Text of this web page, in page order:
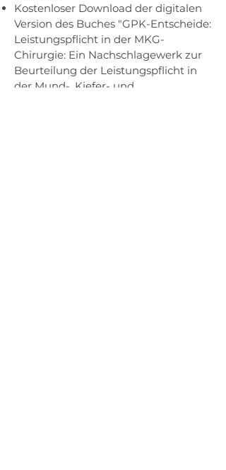
Kostenloser Download der digitalen
Version des Buches "GPK-Entscheide:
Leistungspflicht in der MKG-
Chirurgie: Ein Nachschlagewerk zur
Beurteilung der Leistungspflicht in
der Mund-, Kiefer- und